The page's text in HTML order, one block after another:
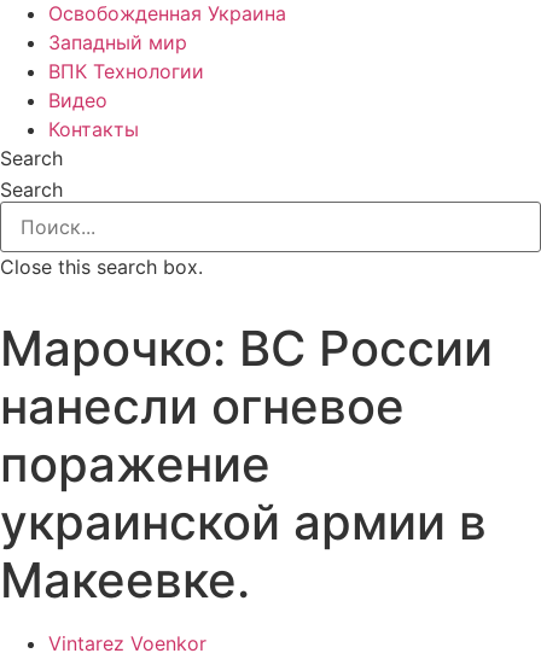
Освобожденная Украина
Западный мир
ВПК Технологии
Видео
Контакты
Search
Search
Close this search box.
Марочко: ВС России
нанесли огневое
поражение
украинской армии в
Макеевке.
Vintarez Voenkor